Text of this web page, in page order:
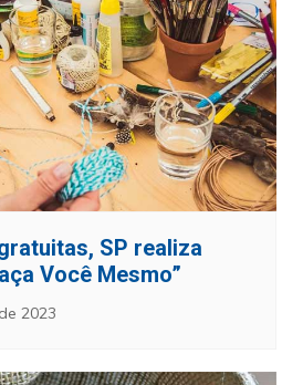
SP realiza
Você Mesmo”
2023